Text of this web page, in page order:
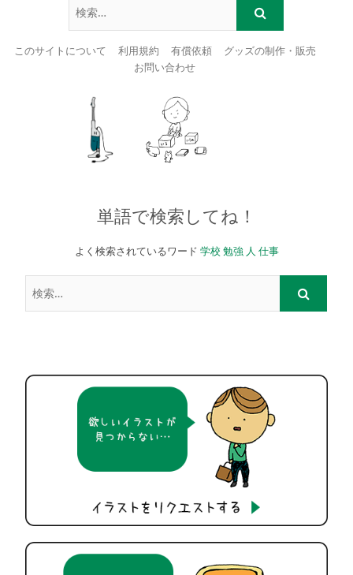
このサイトについて 利用規約 有償依頼
グッズの制作・販売
お問い合わせ
content
単語で検索してね！
よく検索されているワード 学校 勉強 人 仕事